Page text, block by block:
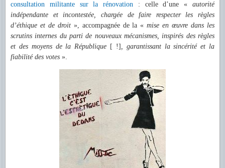
consultation militante sur la rénovation : celle d’une «autorité
indépendante et incontestée, chargée de faire respecter les règles
d’éthique et de droit», accompagnée de la «mise en œuvre dans les
scrutins internes du parti de nouveaux mécanismes, inspirés des règles
et des moyens de la République [ !] , garantissant la sincérité et la
fiabilité des votes ».